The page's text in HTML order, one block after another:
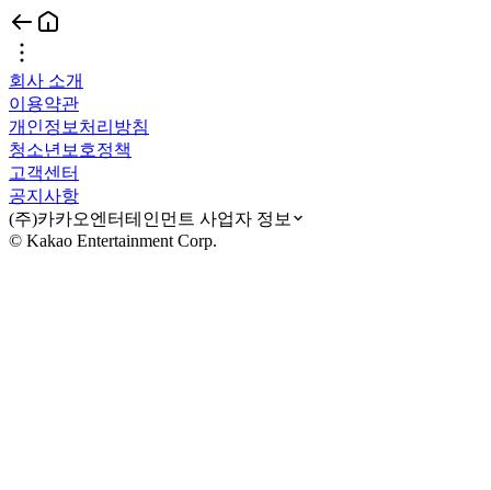
회사 소개
이용약관
개인정보처리방침
청소년보호정책
고객센터
공지사항
(주)카카오엔터테인먼트 사업자 정보
© Kakao Entertainment Corp.